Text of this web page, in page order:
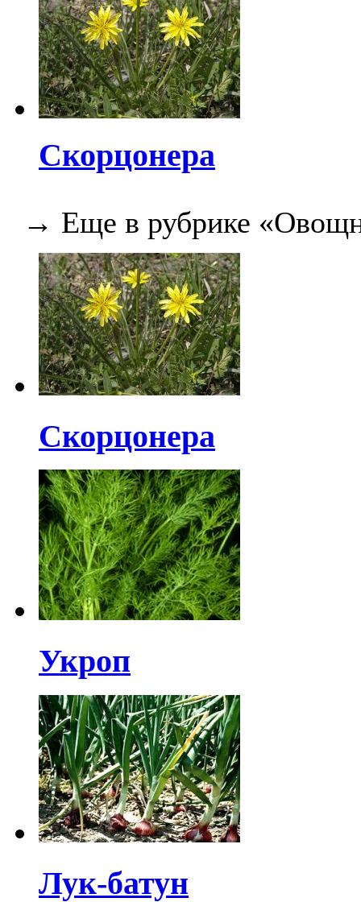
Скорцонера
→ Еще в рубрике
Скорцонера
Укроп
Лук-батун